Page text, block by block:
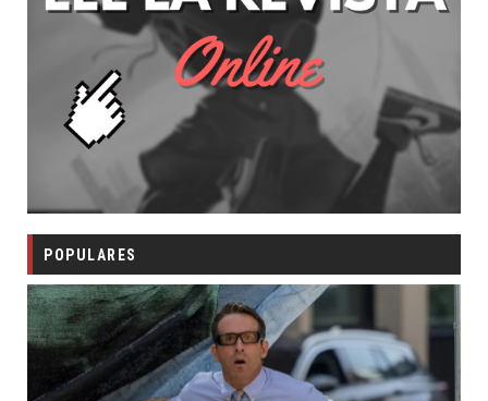
POPULARES